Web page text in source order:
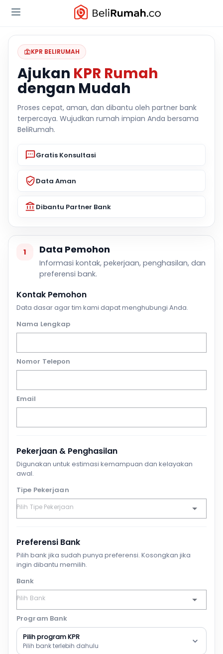
KPR BELIRUMAH
Ajukan KPR Rumah
dengan Mudah
Proses cepat, aman, dan dibantu oleh partner bank
terpercaya. Wujudkan rumah impian Anda bersama
BeliRumah.
Gratis Konsultasi
Data Aman
Dibantu Partner Bank
1 Data Pemohon
Informasi kontak, pekerjaan, penghasilan, dan
preferensi bank.
Kontak Pemohon
Data dasar agar tim kami dapat menghubungi Anda.
Nama Lengkap
Nomor Telepon
Email
Pekerjaan & Penghasilan
Digunakan untuk estimasi kemampuan dan kelayakan
awal.
Tipe Pekerjaan
Preferensi Bank
Pilih bank jika sudah punya preferensi. Kosongkan jika
ingin dibantu memilih.
Bank
Program Bank
Pilih program KPR
Pilih bank terlebih dahulu